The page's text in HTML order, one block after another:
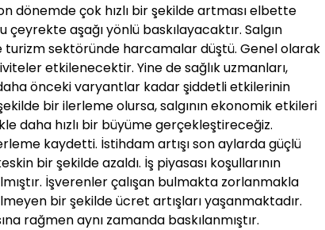
dönemde çok hızlı bir şekilde artması elbette
aşağı yönlü baskılayacaktır. Salgın
sektöründe harcamalar düştü. Genel olarak
etkilenecektir. Yine de sağlık uzmanları,
önceki varyantlar kadar şiddetli etkilerinin
bir ilerleme olursa, salgının ekonomik etkileri
daha hızlı bir büyüme gerçekleştireceğiz.
kaydetti. İstihdam artışı son aylarda güçlü
bir şekilde azaldı. İş piyasası koşullarının
İşverenler çalışan bulmakta zorlanmakla
bir şekilde ücret artışları yaşanmaktadır.
rağmen aynı zamanda baskılanmıştır.